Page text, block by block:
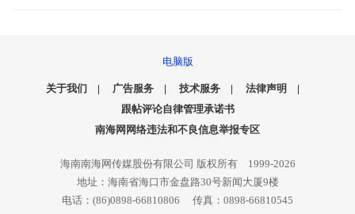
电脑版
关于我们 | 广告服务| 技术服务| 法律声明 |
跟帖评论自律管理承诺书
南海网网络违法和不良信息举报专区
海南南海网传媒股份有限公司 版权所有 1999-2026
地址：海南省海口市金盘路30号新闻大厦9楼
电话：(86)0898-66810806 传真：0898-66810545